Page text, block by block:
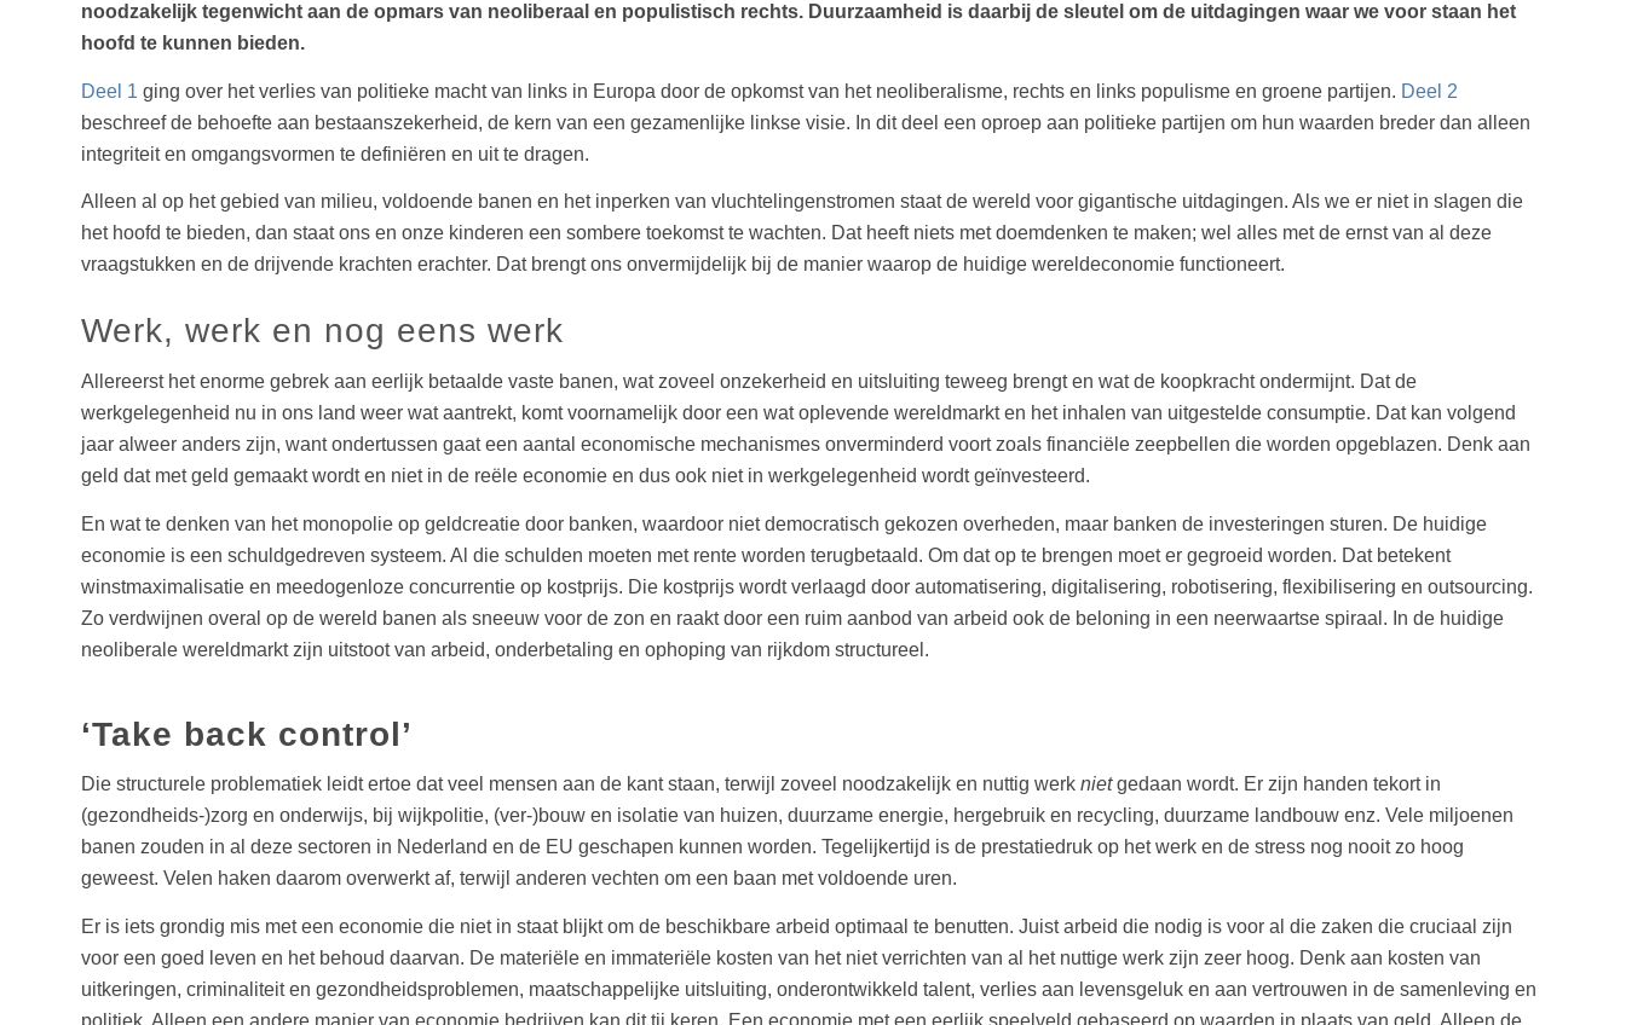
noodzakelijk tegenwicht aan de opmars van neoliberaal en populistisch rechts. Duurzaamheid is daarbij de sleutel om de uitdagingen waar we voor staan het
hoofd te kunnen bieden.
Deel 1 ging over het verlies van politieke macht van links in Europa door de opkomst van het neoliberalisme, rechts en links populisme en groene partijen. Deel 2
beschreef de behoefte aan bestaanszekerheid, de kern van een gezamenlijke linkse visie. In dit deel een oproep aan politieke partijen om hun waarden breder dan alleen
integriteit en omgangsvormen te definiëren en uit te dragen.
Alleen al op het gebied van milieu, voldoende banen en het inperken van vluchtelingenstromen staat de wereld voor gigantische uitdagingen. Als we er niet in slagen die
het hoofd te bieden, dan staat ons en onze kinderen een sombere toekomst te wachten. Dat heeft niets met doemdenken te maken; wel alles met de ernst van al deze
vraagstukken en de drijvende krachten erachter. Dat brengt ons onvermijdelijk bij de manier waarop de huidige wereldeconomie functioneert.
Werk, werk en nog eens werk
Allereerst het enorme gebrek aan eerlijk betaalde vaste banen, wat zoveel onzekerheid en uitsluiting teweeg brengt en wat de koopkracht ondermijnt. Dat de
werkgelegenheid nu in ons land weer wat aantrekt, komt voornamelijk door een wat oplevende wereldmarkt en het inhalen van uitgestelde consumptie. Dat kan volgend
jaar alweer anders zijn, want ondertussen gaat een aantal economische mechanismes onverminderd voort zoals financiële zeepbellen die worden opgeblazen. Denk aan
geld dat met geld gemaakt wordt en niet in de reële economie en dus ook niet in werkgelegenheid wordt geïnvesteerd.
En wat te denken van het monopolie op geldcreatie door banken, waardoor niet democratisch gekozen overheden, maar banken de investeringen sturen. De huidige
economie is een schuldgedreven systeem. Al die schulden moeten met rente worden terugbetaald. Om dat op te brengen moet er gegroeid worden. Dat betekent
winstmaximalisatie en meedogenloze concurrentie op kostprijs. Die kostprijs wordt verlaagd door automatisering, digitalisering, robotisering, flexibilisering en outsourcing.
Zo verdwijnen overal op de wereld banen als sneeuw voor de zon en raakt door een ruim aanbod van arbeid ook de beloning in een neerwaartse spiraal. In de huidige
neoliberale wereldmarkt zijn uitstoot van arbeid, onderbetaling en ophoping van rijkdom structureel.
‘Take back control’
Die structurele problematiek leidt ertoe dat veel mensen aan de kant staan, terwijl zoveel noodzakelijk en nuttig werk nietgedaan wordt. Er zijn handen tekort in
(gezondheids-)zorg en onderwijs, bij wijkpolitie, (ver-)bouw en isolatie van huizen, duurzame energie, hergebruik en recycling, duurzame landbouw enz. Vele miljoenen
banen zouden in al deze sectoren in Nederland en de EU geschapen kunnen worden. Tegelijkertijd is de prestatiedruk op het werk en de stress nog nooit zo hoog
geweest. Velen haken daarom overwerkt af, terwijl anderen vechten om een baan met voldoende uren.
Er is iets grondig mis met een economie die niet in staat blijkt om de beschikbare arbeid optimaal te benutten. Juist arbeid die nodig is voor al die zaken die cruciaal zijn
voor een goed leven en het behoud daarvan. De materiële en immateriële kosten van het niet verrichten van al het nuttige werk zijn zeer hoog. Denk aan kosten van
uitkeringen, criminaliteit en gezondheidsproblemen, maatschappelijke uitsluiting, onderontwikkeld talent, verlies aan levensgeluk en aan vertrouwen in de samenleving en
politiek. Alleen een andere manier van economie bedrijven kan dit tij keren. Een economie met een eerlijk speelveld gebaseerd op waarden in plaats van geld. Alleen de